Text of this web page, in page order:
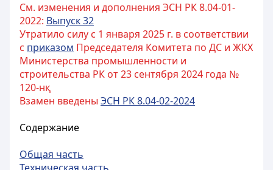
См. изменения и дополнения ЭСН РК 8.04-01-
2022: Выпуск 32
Утратило силу с 1 января 2025 г. в соответствии
с приказом Председателя Комитета по ДС и ЖКХ
Министерства промышленности и
строительства РК от 23 сентября 2024 года №
120-нқ
Взамен введены ЭСН РК 8.04-02-2024
Содержание
Общая часть